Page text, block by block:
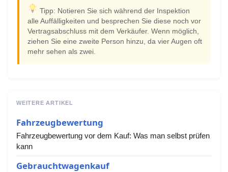
Tipp: Notieren Sie sich während der Inspektion
alle Auffälligkeiten und besprechen Sie diese noch vor
Vertragsabschluss mit dem Verkäufer. Wenn möglich,
ziehen Sie eine zweite Person hinzu, da vier Augen oft
mehr sehen als zwei.
WEITERE ARTIKEL
Fahrzeugbewertung
Fahrzeugbewertung vor dem Kauf: Was man selbst prüfen
kann
Gebrauchtwagenkauf